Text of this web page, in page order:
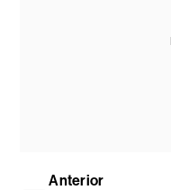
Anterior